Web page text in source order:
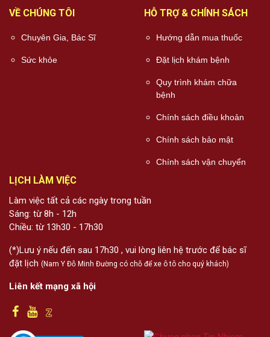
VỀ CHÚNG TÔI
Chuyên Gia, Bác Sĩ
Sức khỏe
HỖ TRỢ & CHÍNH SÁCH
Hướng dẫn mua thuốc
Đặt lịch khám bệnh
Quy trình khám chữa
bệnh
Chính sách điều khoản
Chính sách bảo mật
Chính sách vận chuyển
LỊCH LÀM VIỆC
Làm việc tất cả các ngày trong tuần
Sáng: từ 8h - 12h
Chiều: từ 13h30 - 17h30
(*)Lưu ý nếu đến sau 17h30 , vui lòng liên hệ trước để bác sĩ
đặt lịch (Nam Y Đỗ Minh Đường có chỗ để xe ô tô cho quý khách)
Liên kết mạng xã hội